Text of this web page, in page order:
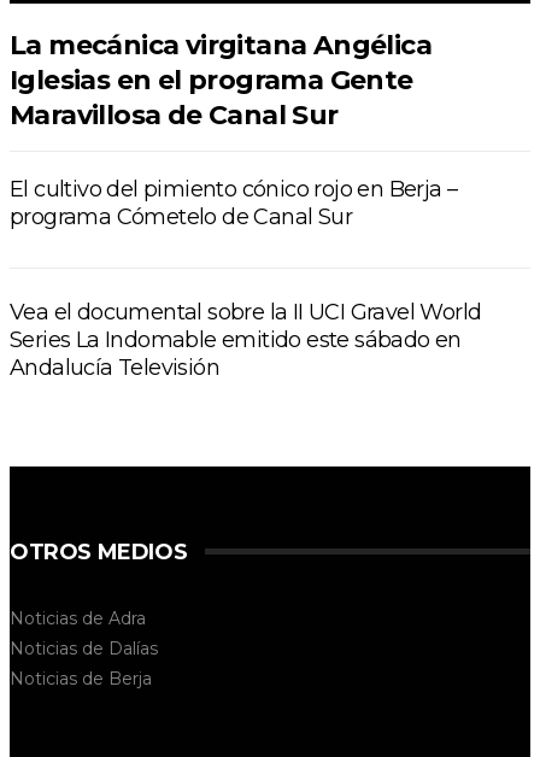
La mecánica virgitana Angélica
Iglesias en el programa Gente
Maravillosa de Canal Sur
El cultivo del pimiento cónico rojo en Berja –
programa Cómetelo de Canal Sur
Vea el documental sobre la II UCI Gravel World
Series La Indomable emitido este sábado en
Andalucía Televisión
OTROS MEDIOS
Noticias de Adra
Noticias de Dalías
Noticias de Berja